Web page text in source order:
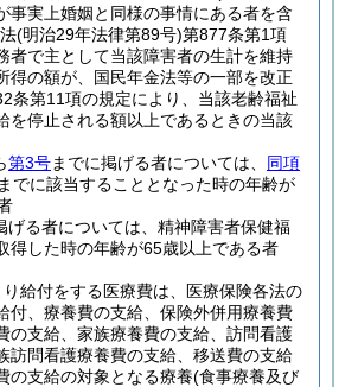
事実上婚姻と同様の事情にある者を含
(明治29年法律第89号)第877条第1項
者で主として当該障害者の生計を維持
得の額が、国民年金法等の一部を改正
条第11項の規定により、当該老齢福祉
を停止される額以上であるときの当該
第3号までに掲げる者については、 同項
までに該当することとなった時の年齢が
げる者については、精神障害者保健福
得した時の年齢が65歳以上である者
り給付をする医療費は、医療保険各法の
付、療養費の支給、保険外併用療養費
の支給、家族療養費の支給、訪問看護
訪問看護療養費の支給、移送費の支給
の支給の対象となる療養(食事療養及び